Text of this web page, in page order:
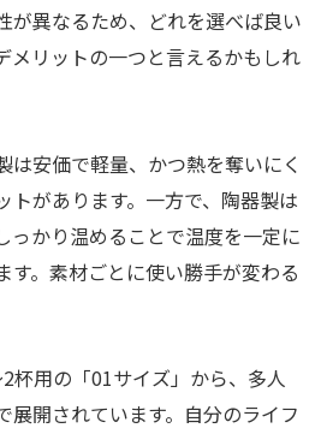
が異なるため、どれを選べば良い
メリットの一つと言えるかもしれ
は安価で軽量、かつ熱を奪いにく
トがあります。一方で、陶器製は
っかり温めることで温度を一定に
す。素材ごとに使い勝手が変わる
杯用の「01サイズ」から、多人
展開されています。自分のライフ